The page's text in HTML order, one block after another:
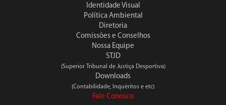
Identidade Visual
Política Ambiental
Diretoria
Comissões e Conselhos
Nossa Equipe
STJD
(Superior Tribunal de Justiça Desportiva)
Downloads
(Contabilidade, Inquéritos e etc)
Fale Conosco